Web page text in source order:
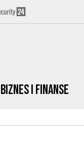
Biznes i Finanse